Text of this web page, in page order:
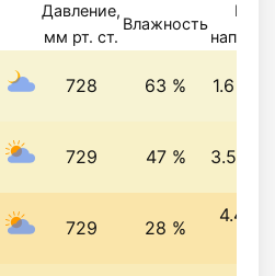
Давление,
мм рт. ст.
Влажность
728 63 % 1.6 м/
729 47 % 3.5 м/
729 28 %
4.4